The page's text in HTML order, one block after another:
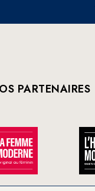
PARTENAIRES